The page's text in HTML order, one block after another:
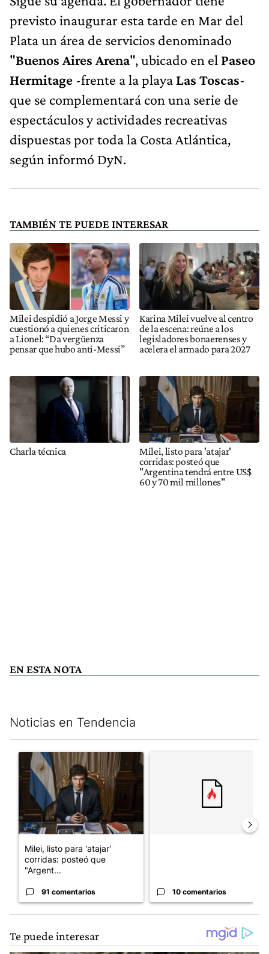
previsto inaugurar esta tarde en Mar del
Plata un área de servicios denominado
"Buenos Aires Arena", ubicado en el Paseo
Hermitage -frente a la playa Las Toscas-
que se complementará con una serie de
espectáculos y actividades recreativas
dispuestas por toda la Costa Atlántica,
según informó DyN.
TAMBIÉN TE PUEDE INTERESAR
Milei despidió a Jorge Messi y
cuestionó a quienes criticaron
a Lionel: “Da vergüenza
pensar que hubo anti-Messi”
Karina Milei vuelve al centro
de la escena: reúne a los
legisladores bonaerenses y
acelera el armado para 2027
Charla técnica
Milei, listo para 'atajar'
corridas: posteó que
"Argentina tendrá entre US$
60 y 70 mil millones"
EN ESTA NOTA
Noticias en Tendencia
Un artículo de tendencia con el título "Milei, listo para 'atajar'
Milei, listo para 'atajar'
corridas: posteó que
"Argent...
91 comentarios 10 comentarios